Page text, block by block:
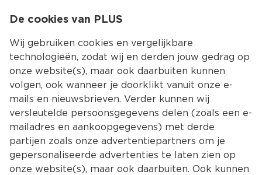
Kies jouw
De cookies van PLUS
Wij gebruiken cookies en vergelijkbare
technologieën, zodat wij en derden jouw gedrag op
onze website(s), maar ook daarbuiten kunnen
volgen, ook wanneer je doorklikt vanuit onze e-
mails en nieuwsbrieven. Verder kunnen wij
versleutelde persoonsgegevens delen (zoals een e-
mailadres en aankoopgegevens) met derde
partijen zoals onze advertentiepartners om je
gepersonaliseerde advertenties te laten zien op
onze website(s), maar ook daarbuiten. Ook kunnen